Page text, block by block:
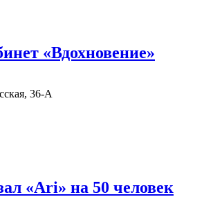
«Вдохновение»
36-А
«Ari» на 50 человек